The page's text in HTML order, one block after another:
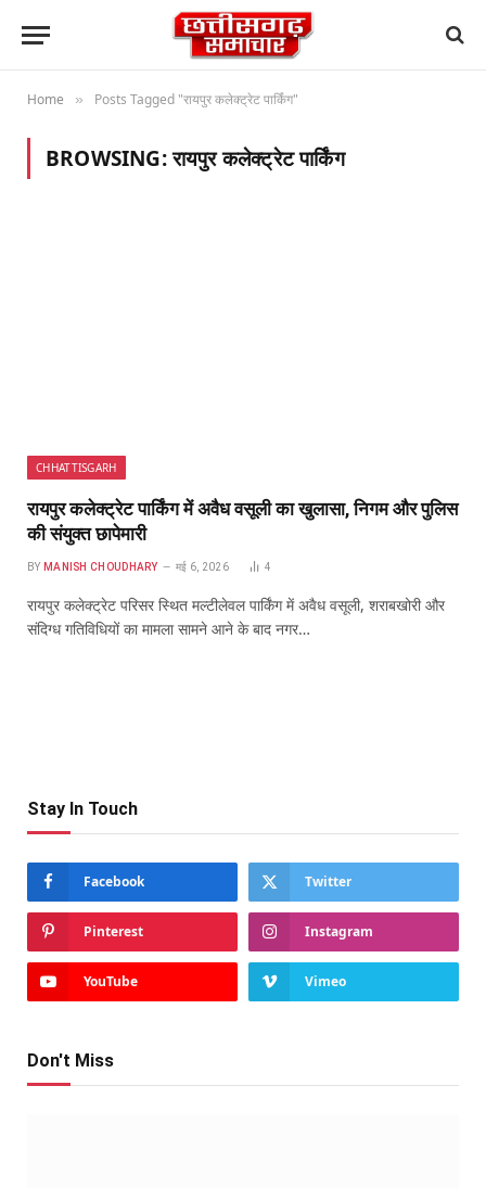
Home » Posts Tagged "रायपुर कलेक्ट्रेट पार्किंग"
BROWSING:रायपुर कलेक्ट्रेट पार्किंग
CHHATTISGARH
रायपुर कलेक्ट्रेट पार्किंग में अवैध वसूली का खुलासा, निगम और पुलिस
की संयुक्त छापेमारी
BY MANISH CHOUDHARY मई 6, 2026 4
रायपुर कलेक्ट्रेट परिसर स्थित मल्टीलेवल पार्किंग में अवैध वसूली, शराबखोरी और
संदिग्ध गतिविधियों का मामला सामने आने के बाद नगर…
Stay In Touch
Facebook Twitter
Pinterest Instagram
YouTube Vimeo
Don't Miss